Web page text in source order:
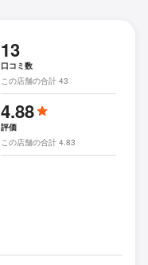
13
口コミ数
この店舗の合計 43
4.88
評価
この店舗の合計 4.83